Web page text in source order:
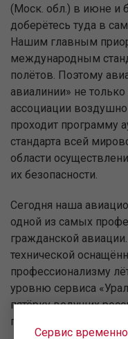
(Моск. обл.) в июне и
доберётесь туда в
Нашим главным
международным
полётов. Поэтому
авиалинии» не
ассоциации
проходит программу
стандарта всей
области
их безопасности.
Сегодня наша
одной из самых
гражданской
технической
профессионализму
уровню сервиса
пятёрку ведущих
перевозок.
Сервис временно